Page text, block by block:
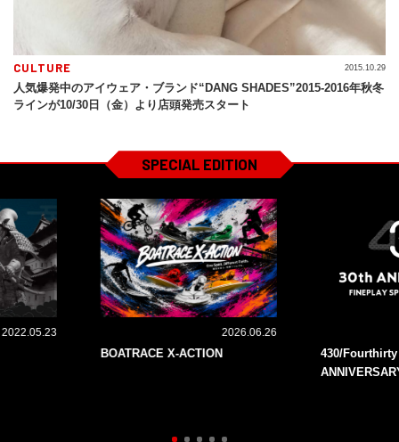
CULTURE
人気爆発中のアイウェア・ブランド“DANG SHADES”2015-2016年秋冬
ラインが10/30日（金）より店頭発売スタート
2015.10.29
SPECIAL EDITION
2022.05.23 2026.06.26
BOATRACE X-ACTION
430/